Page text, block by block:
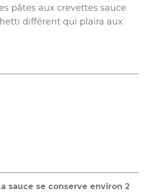
pâtes aux crevettes sauce
différent qui plaira aux
sauce se conserve environ 2